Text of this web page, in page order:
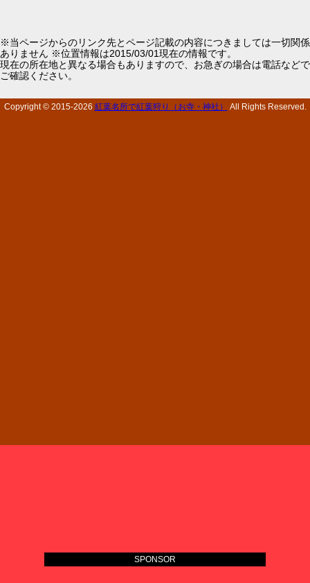
※当ページからのリンク先とページ記載の内容につきましては一切関係
ありません ※位置情報は2015/03/01現在の情報です。
現在の所在地と異なる場合もありますので、お急ぎの場合は電話などで
ご確認ください。
Copyright © 2015-2026 紅葉名所で紅葉狩り（お寺・神社） All Rights Reserved.
SPONSOR